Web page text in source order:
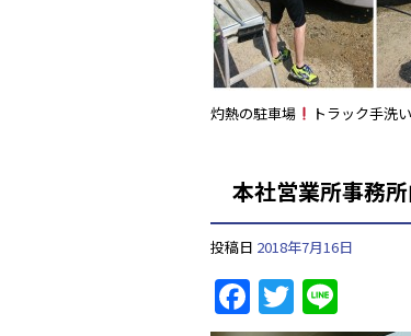
灼熱の駐車場 トラック手洗
本社営業所事務所
投稿日 2018年7月16日
F T